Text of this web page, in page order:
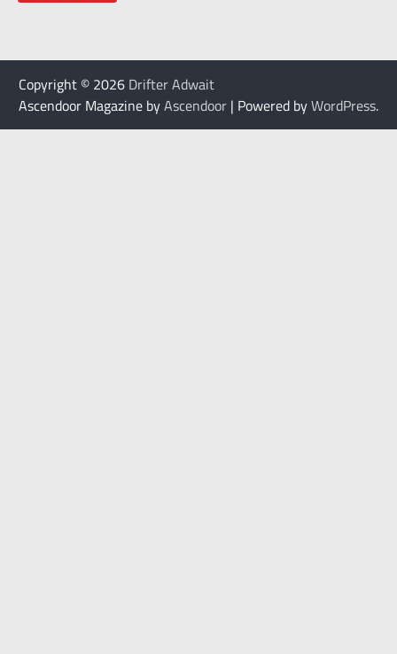
Copyright © 2026 Drifter Adwait
Ascendoor Magazine byAscendoor | Powered byWordPress.